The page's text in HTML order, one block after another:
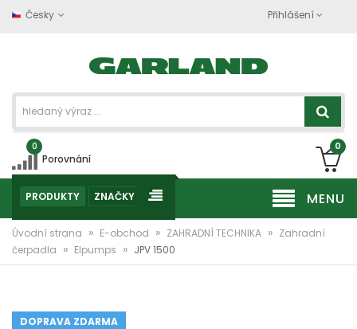
Česky Přihlášení
0
Porovnání
0
MENU
PRODUKTY ZNAČKY
Úvodní strana » E-obchod » ZAHRADNÍ TECHNIKA » Zahradní
čerpadla » Elpumps » JPV 1500
DOPRAVA ZDARMA